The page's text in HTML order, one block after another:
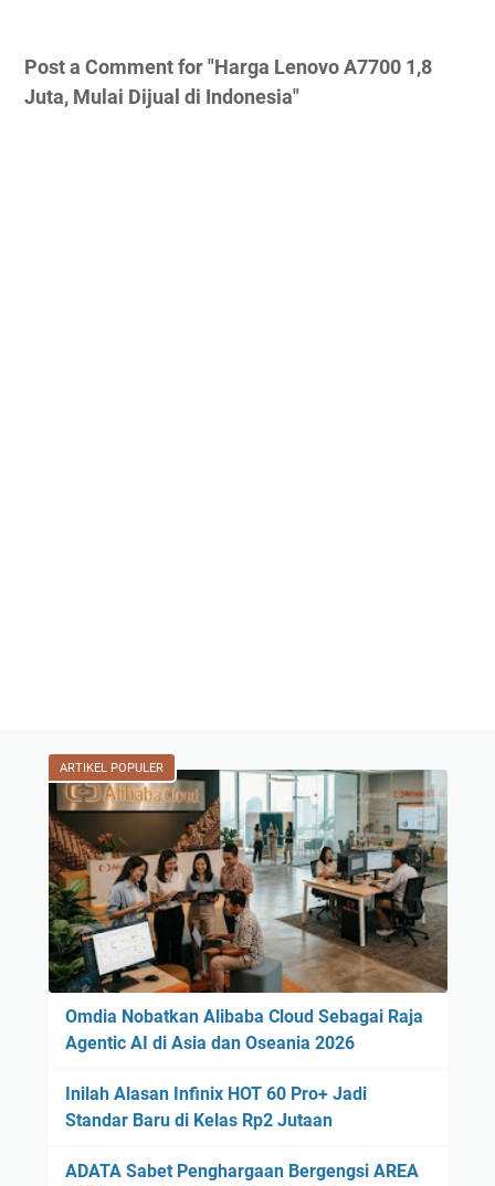
Post a Comment for "Harga Lenovo A7700 1,8
Juta, Mulai Dijual di Indonesia"
ARTIKEL POPULER
Omdia Nobatkan Alibaba Cloud Sebagai Raja
Agentic AI di Asia dan Oseania 2026
Inilah Alasan Infinix HOT 60 Pro+ Jadi
Standar Baru di Kelas Rp2 Jutaan
ADATA Sabet Penghargaan Bergengsi AREA